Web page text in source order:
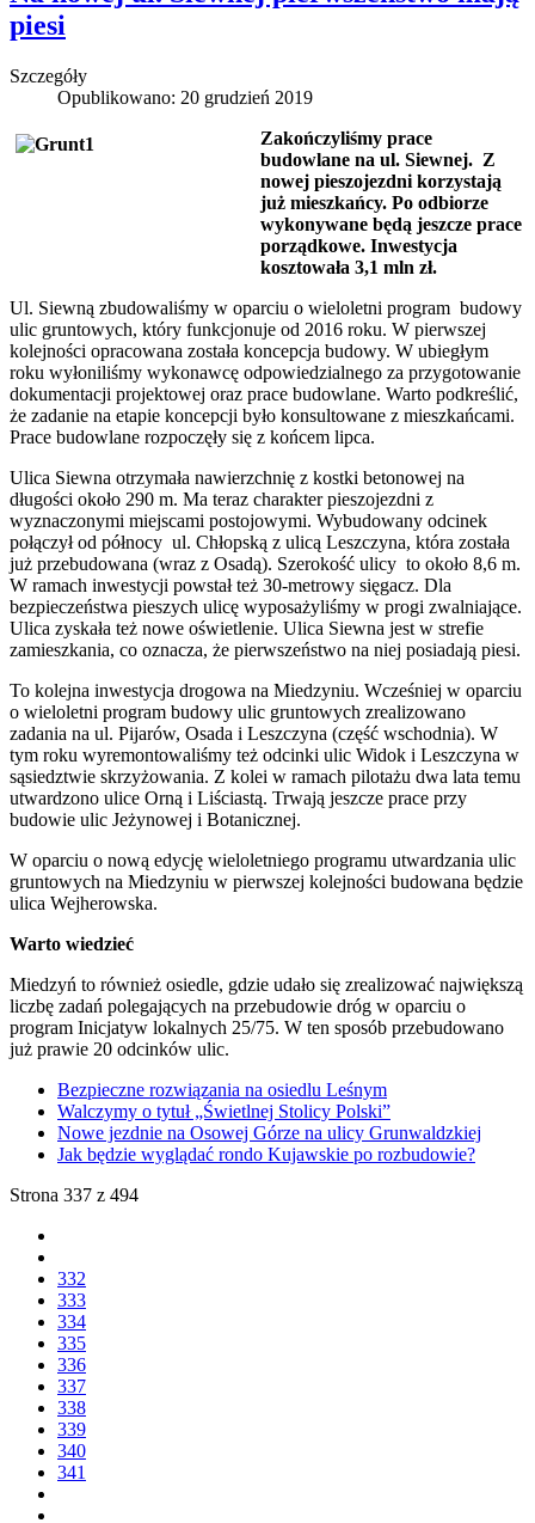
piesi
Szczegóły
Opublikowano: 20 grudzień 2019
Zakończyliśmy prace
budowlane na ul. Siewnej. Z
nowej pieszojezdni korzystają
już mieszkańcy. Po odbiorze
wykonywane będą jeszcze prace
porządkowe. Inwestycja
kosztowała 3,1 mln zł.
Ul. Siewną zbudowaliśmy w oparciu o wieloletni program budowy
ulic gruntowych, który funkcjonuje od 2016 roku. W pierwszej
kolejności opracowana została koncepcja budowy. W ubiegłym
roku wyłoniliśmy wykonawcę odpowiedzialnego za przygotowanie
dokumentacji projektowej oraz prace budowlane. Warto podkreślić,
że zadanie na etapie koncepcji było konsultowane z mieszkańcami.
Prace budowlane rozpoczęły się z końcem lipca.
Ulica Siewna otrzymała nawierzchnię z kostki betonowej na
długości około 290 m. Ma teraz charakter pieszojezdni z
wyznaczonymi miejscami postojowymi. Wybudowany odcinek
połączył od północy ul. Chłopską z ulicą Leszczyna, która została
już przebudowana (wraz z Osadą). Szerokość ulicy to około 8,6 m.
W ramach inwestycji powstał też 30-metrowy sięgacz. Dla
bezpieczeństwa pieszych ulicę wyposażyliśmy w progi zwalniające.
Ulica zyskała też nowe oświetlenie. Ulica Siewna jest w strefie
zamieszkania, co oznacza, że pierwszeństwo na niej posiadają piesi.
To kolejna inwestycja drogowa na Miedzyniu. Wcześniej w oparciu
o wieloletni program budowy ulic gruntowych zrealizowano
zadania na ul. Pijarów, Osada i Leszczyna (część wschodnia). W
tym roku wyremontowaliśmy też odcinki ulic Widok i Leszczyna w
sąsiedztwie skrzyżowania. Z kolei w ramach pilotażu dwa lata temu
utwardzono ulice Orną i Liściastą. Trwają jeszcze prace przy
budowie ulic Jeżynowej i Botanicznej.
W oparciu o nową edycję wieloletniego programu utwardzania ulic
gruntowych na Miedzyniu w pierwszej kolejności budowana będzie
ulica Wejherowska.
Warto wiedzieć
Miedzyń to również osiedle, gdzie udało się zrealizować największą
liczbę zadań polegających na przebudowie dróg w oparciu o
program Inicjatyw lokalnych 25/75. W ten sposób przebudowano
już prawie 20 odcinków ulic.
Bezpieczne rozwiązania na osiedlu Leśnym
Walczymy o tytuł „Świetlnej Stolicy Polski”
Nowe jezdnie na Osowej Górze na ulicy Grunwaldzkiej
Jak będzie wyglądać rondo Kujawskie po rozbudowie?
Strona 337 z 494
332
333
334
335
336
337
338
339
340
341